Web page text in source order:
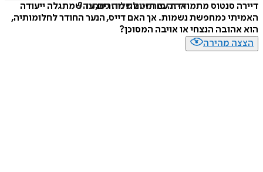
איזה פורמט לשלוח כמתנה?
דיירה סנטוס מתמודדת עם חזיונות מוזרים, עד שמתגלה ייעודה
האמיתי כמחפשת נשמות. אך האם דייס, הנער החודר לחלומותיה,
הוא אהובה הנצחי או אויבה המסוכן?
הצצה מהירה